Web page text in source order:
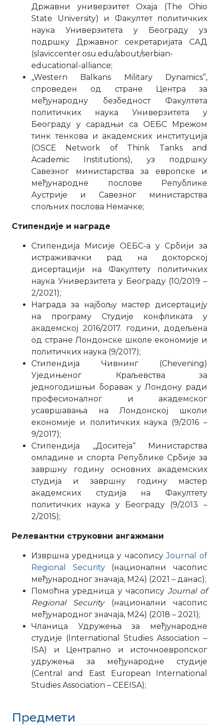
Државни универзитет Охаја (The Ohio
State University) и Факултет политичких
наука Универзитета у Београду уз
подршку Државног секретаријата САД
(slaviccenter.osu.edu/about/serbian-
educational-alliance;
„Western Balkans Military Dynamics”,
спроведен од стране Центра за
међународну безбедност Факултета
политичких наука Универзитета у
Београду у сарадњи са ОЕБС Мрежом
тинк тенкова и академских институција
(OSCE Network of Think Tanks and
Academic Institutions), уз подршку
Савезног министарства за европске и
међународне послове Републике
Аустрије и Савезног министарства
спољних послова Немачке;
Стипендије и награде
Стипендија Мисије ОЕБС-а у Србији за
истраживачки рад на докторској
дисертацији на Факултету политичких
наука Универзитета у Београду (10/2019 –
2/2021);
Награда за најбољу мастер дисертацију
на програму Студије конфликата у
академској 2016/2017. години, додељена
од стране Лондонске школе економије и
политичких наука (9/2017);
Стипендија Чивнинг (Chevening)
Уједињеног Краљевства за
једногодишњи боравак у Лондону ради
професионалног и академског
усавршавања на Лондонској школи
економије и политичких наука (9/2016 –
9/2017);
Стипендија „Доситеја“ Министарства
омладине и спорта Републике Србије за
завршну годину основних академских
студија и завршну годину мастер
академских студија на Факултету
политичких наука у Београду (9/2013 –
2/2015);
Релевантни струковни ангажмани
Извршна уредница у часописуJournal of
Regional Security(национални часопис
међународног значаја, М24) (2021 – данас);
Помоћна уредница у часопису Journal of
Regional Security(национални часопис
међународног значаја, М24) (2018 – 2021);
Чланица Удружења за међународне
студије (International Studies Association –
ISA) и Централно и источноевропског
удружења за међународне студије
(Central and East European International
Studies Association – CEEISA);
Предмети